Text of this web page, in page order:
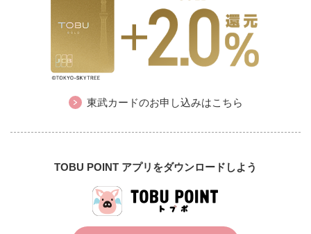
東武カードのお申し込みはこちら
TOBU POINT アプリをダウンロードしよう